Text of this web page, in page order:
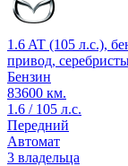
1.6 AT (105 л.с.),
привод,
Бензин
83600 км.
1.6 / 105 л.с.
Передний
Автомат
3 владельца